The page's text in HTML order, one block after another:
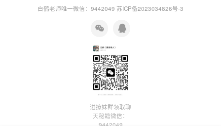
白鹤老师唯一微信：9442049 苏ICP备2023034826号-3
进撩妹群领取聊
天秘籍微信：
9442049